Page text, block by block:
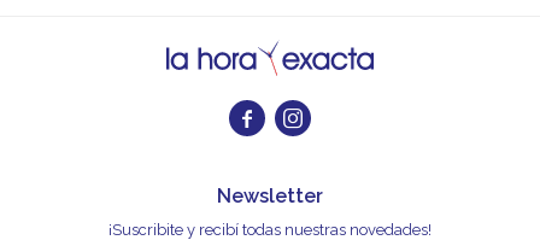
 
Newsletter
¡Suscribite y recibí todas nuestras novedades!